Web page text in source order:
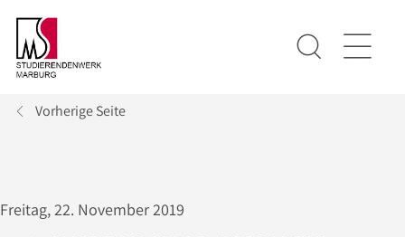
Vorherige Seite
Freitag, 22. November 2019